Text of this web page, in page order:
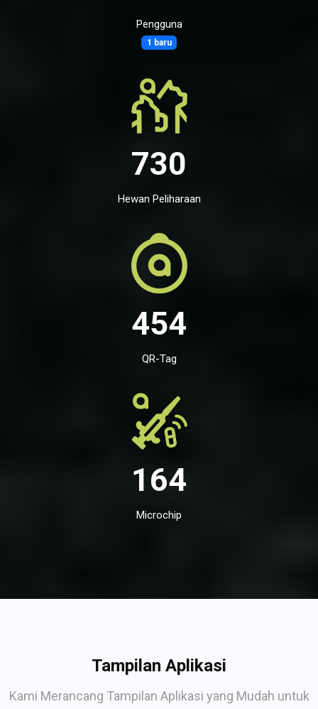
Pengguna
1 baru
730
Hewan Peliharaan
454
QR-Tag
164
Microchip
Tampilan Aplikasi
Kami Merancang Tampilan Aplikasi yang Mudah untuk